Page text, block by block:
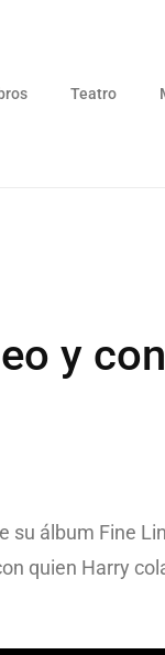
Teatro
y
su álbum Fine
quien Harry